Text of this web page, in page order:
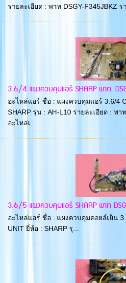
รายละเอียด : พาท DSGY-F345JBKZ ร
3.6/4 แผงควบคุมแอร์ SHARP พาท
อะไหล่แอร์ ชื่อ : แผงควบคุมแอร์ 3.6/4
SHARP รุ่น : AH-L10 รายละเอียด : พา
อะไหล่เ...
3.6/5 แผงควบคุมแอร์ SHARP พาท
อะไหล่แอร์ ชื่อ : แผงควบคุมคอยล์เย็น
UNIT ยี่ห้อ : SHARP รุ...